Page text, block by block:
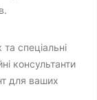
спеціальні
консультанти
для ваших